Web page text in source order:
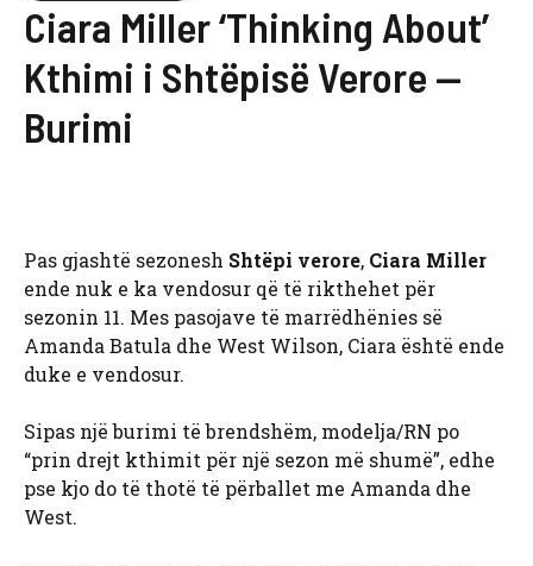
Ciara Miller ‘Thinking About’
Kthimi i Shtëpisë Verore —
Burimi
Pas gjashtë sezonesh Shtëpi verore, Ciara Miller
ende nuk e ka vendosur që të rikthehet për
sezonin 11. Mes pasojave të marrëdhënies së
Amanda Batula dhe West Wilson, Ciara është ende
duke e vendosur.
Sipas një burimi të brendshëm, modelja/RN po
“prin drejt kthimit për një sezon më shumë”, edhe
pse kjo do të thotë të përballet me Amanda dhe
West.